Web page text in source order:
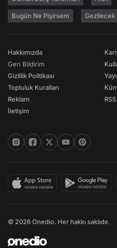
Bugün Ne Pişirsem Gezilecek
Hakkımızda
Geri Bildirim
Gizlilik Politikası
Topluluk Kuralları
Reklam
İletişim
RSS
© 2026 Onedio. Her hakkı saklıdır.